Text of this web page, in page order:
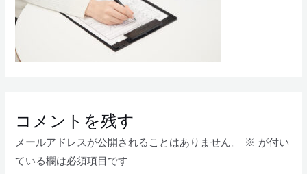
コメントを残す
メールアドレスが公開されることはありません。 ※ が付い
ている欄は必須項目です